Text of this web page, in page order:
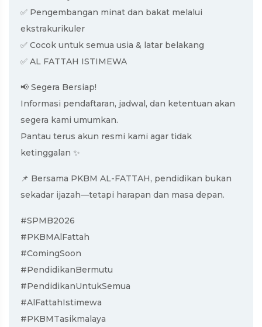
✅ Pengembangan minat dan bakat melalui
ekstrakurikuler
✅ Cocok untuk semua usia & latar belakang
✅ AL FATTAH ISTIMEWA
📢 Segera Bersiap!
Informasi pendaftaran, jadwal, dan ketentuan akan
segera kami umumkan.
Pantau terus akun resmi kami agar tidak
ketinggalan ✨
📌 Bersama PKBM AL-FATTAH, pendidikan bukan
sekadar ijazah—tetapi harapan dan masa depan.
#SPMB2026
#PKBMAlFattah
#ComingSoon
#PendidikanBermutu
#PendidikanUntukSemua
#AlFattahIstimewa
#PKBMTasikmalaya